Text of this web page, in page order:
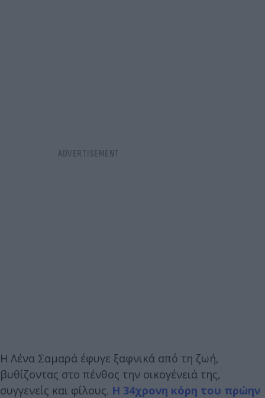
Η Λένα Σαμαρά έφυγε ξαφνικά από τη ζωή,
βυθίζοντας στο πένθος την οικογένειά της,
συγγενείς και φίλους. Η 34χρονη κόρη του πρώην